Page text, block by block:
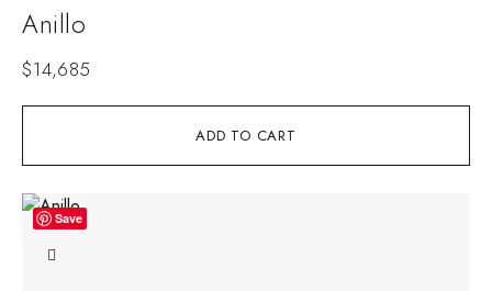
ADD TO CART
Anillo
$14,685
Save